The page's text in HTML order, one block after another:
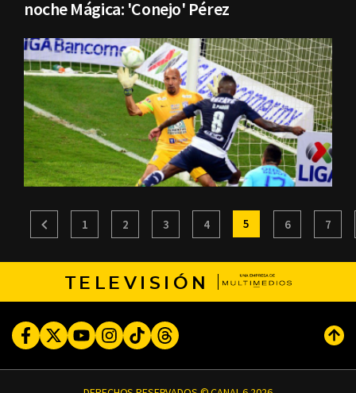
noche Mágica: 'Conejo' Pérez
1 2 3 4 5 6 7
TELEVISIÓN
FacebookTwitterYoutubeInstagram
TikTokThreads